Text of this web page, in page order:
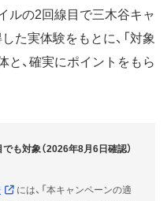
ルの2回線目で三木谷キャ
た実体験をもとに、「対象
と、確実にポイントをもら
も対象（2026年8月6日確認）
には、「本キャンペーンの適